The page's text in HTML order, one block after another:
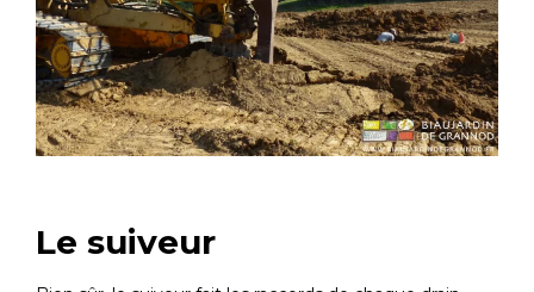
Le suiveur